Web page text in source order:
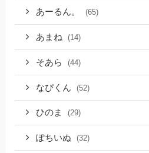
あーるん。 (65)
あまね (14)
そあら (44)
なぴくん (52)
ひのま (29)
ぽちいぬ (32)